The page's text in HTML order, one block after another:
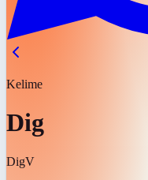
Kelime
Dig
DigV